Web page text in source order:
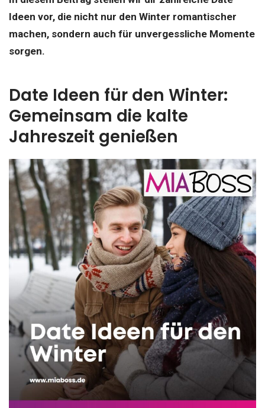
Ideen vor, die nicht nur den Winter romantischer
machen, sondern auch für unvergessliche Momente
sorgen.
Date Ideen für den Winter:
Gemeinsam die kalte
Jahreszeit genießen